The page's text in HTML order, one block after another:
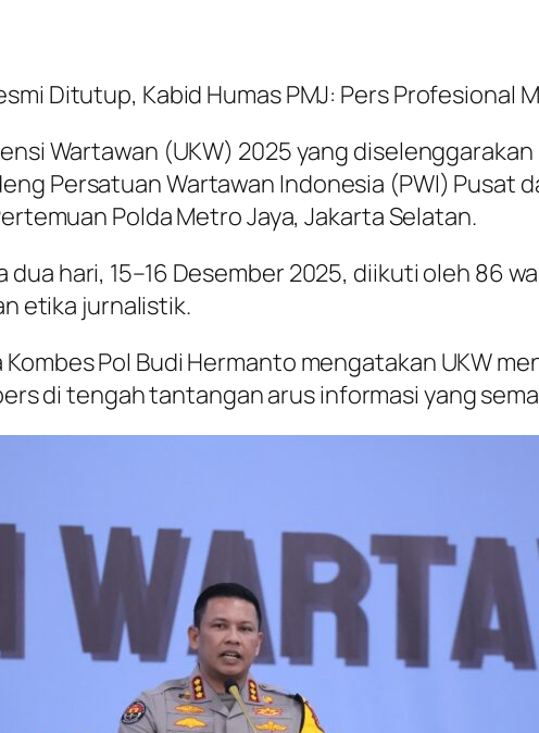
Ditutup, Kabid Humas PMJ: Pers Profesional
Wartawan (UKW) 2025 yang
Persatuan Wartawan Indonesia (PWI) Pusat
Polda Metro Jaya, Jakarta Selatan.
dua hari, 15–16 Desember 2025, diikuti oleh 86
etika jurnalistik.
Kombes Pol Budi Hermanto mengatakan UKW
di tengah tantangan arus informasi yang